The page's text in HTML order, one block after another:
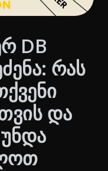
DB
რას
და